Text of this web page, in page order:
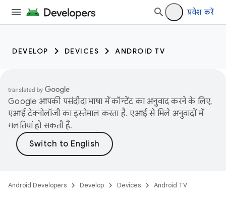
प्रवेश करें
DEVELOP DEVICES ANDROID TV
Google आपकी पसंदीदा भाषा में कॉन्टेंट का अनुवाद करने के लिए,
एआई टेक्नोलॉजी का इस्तेमाल करता है. एआई से मिले अनुवादों में
गलतियां हो सकती हैं.
Android Developers Develop Devices Android TV